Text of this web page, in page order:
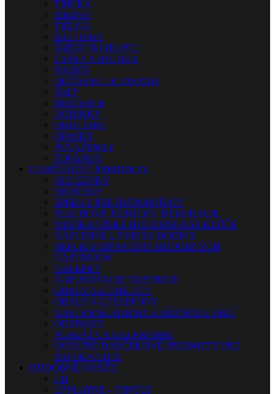
TRIČKÁ
MIKINY
TIELKA
ŠILTOVKY
ŠATKY NA HLAVU
TAŠKY A BATOHY
MASKY
DOČASNÉ TETOVANIE
ŠÁLY
RUKAVICE
HODINKY
OKULIARE
OPASKY
PEŇAŽENKY
TOPÁNKY
DARČEKOVÉ PREDMETY
KĽÚČENKY
HRNČEKY
ŠPERKY PRE HUDOBNÍKOV
PLECHOVÉ TABUĽKY, DEKORÁCIE
MUZIKANTSKÉ HUDOBNÉ USB KĽÚČE
NÁSTENNÉ LP VINYL HODINY
REPLIKY-MINIATÚRY HUDOBNÝCH
NÁSTROJOV
NÁLEPKY
NAFUKOVACIE NÁSTROJE
OBALY NA TABLETY
OBALY NA TELEFÓNY
NÁSTENNÉ HODINY Z RÔZNYCH VECÍ
ODZNAKY
PLAGÁTY A KALENDÁRE
OSTATNÉ DARČEKOVÉ PREDMETY PRE
MUZIKANTOV
HUDOBNÉ NOSIČE
CD
LP PLATNE – VINYLY